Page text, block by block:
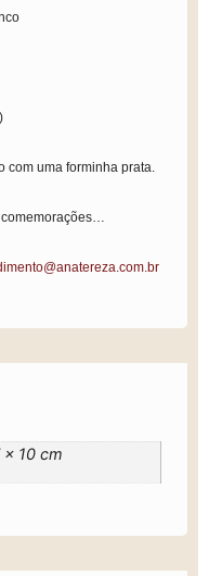
com uma forminha prata.
comemorações…
10 cm